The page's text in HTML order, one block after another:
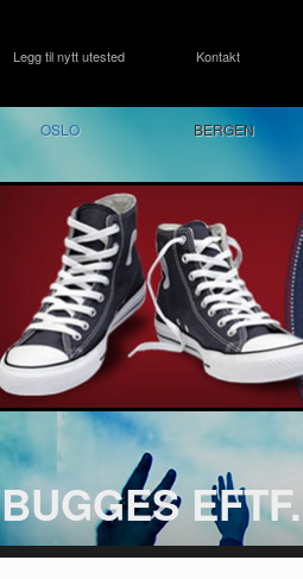
Legg til nytt utested Kontakt
OSLO BERGEN
BUGGES EFTF.